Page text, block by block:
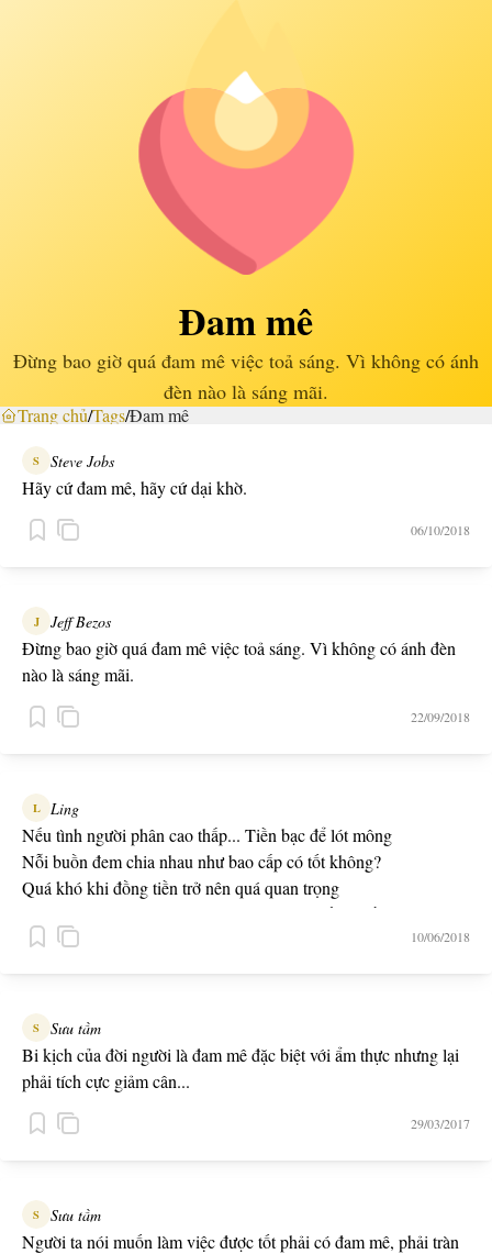
Đam mê
Đừng bao giờ quá đam mê việc toả sáng. Vì không có ánh
đèn nào là sáng mãi.
Trang chủ/Tags/Đam mê
S Steve Jobs
Hãy cứ đam mê, hãy cứ dại khờ.
06/10/2018
J Jeff Bezos
Đừng bao giờ quá đam mê việc toả sáng. Vì không có ánh đèn
nào là sáng mãi.
22/09/2018
L Ling
Nếu tình người phân cao thấp... Tiền bạc để lót mông
Nỗi buồn đem chia nhau như bao cấp có tốt không?
Quá khó khi đồng tiền trở nên quá quan trọng
Đam mê trở thành sự nghiệp khi nó giải quyết đc tiền nong
-- Ko có gì quan trọng --
10/06/2018
S Sưu tầm
Bi kịch của đời người là đam mê đặc biệt với ẩm thực nhưng lại
phải tích cực giảm cân...
29/03/2017
S Sưu tầm
Người ta nói muốn làm việc được tốt phải có đam mê, phải tràn